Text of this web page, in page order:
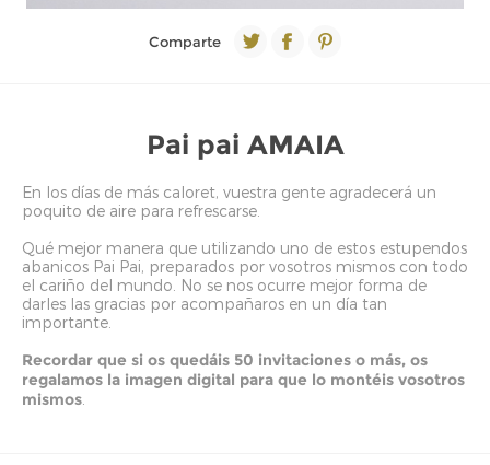
Comparte
Pai pai AMAIA
En los días de más caloret, vuestra gente agradecerá un
poquito de aire para refrescarse.
Qué mejor manera que utilizando uno de estos estupendos
abanicos Pai Pai, preparados por vosotros mismos con todo
el cariño del mundo. No se nos ocurre mejor forma de
darles las gracias por acompañaros en un día tan
importante.
Recordar que si os quedáis 50 invitaciones o más, os
regalamos la imagen digital para que lo montéis vosotros
mismos